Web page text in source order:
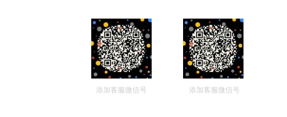
添加客服微信号 添加客服微信号